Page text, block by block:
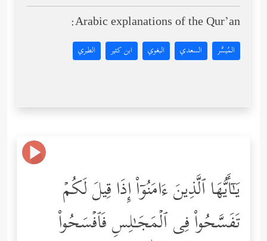
Arabic explanations of the Qur’an:
المُيسَّر السعدي البغوي ابن كثير الطبري
یَـٰۤأَیُّهَا ٱلَّذِینَ ءَامَنُوۤاْ إِذَا قِیلَ لَكُمۡ
تَفَسَّحُواْ فِی ٱلۡمَجَـٰلِسِ فَٱفۡسَحُواْ